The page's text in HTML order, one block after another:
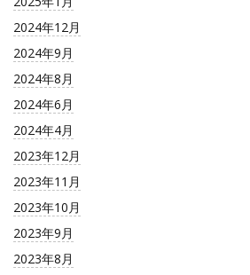
2024年12月
2024年9月
2024年8月
2024年6月
2024年4月
2023年12月
2023年11月
2023年10月
2023年9月
2023年8月